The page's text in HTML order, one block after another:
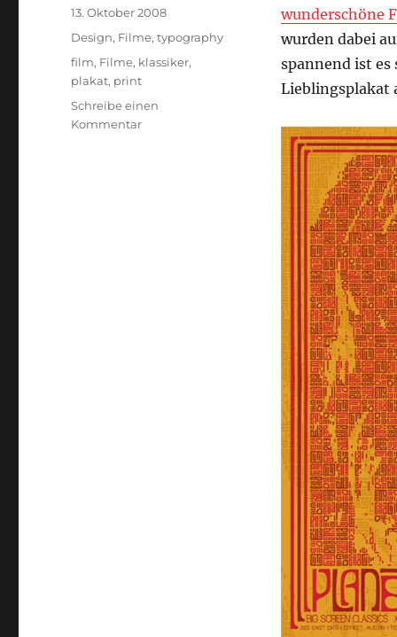
wunderschöne
wurden dabei
spannend ist es
Lieblingsplakat
Veröffentlicht
13. Oktober 2008
Kategorien
Design, Filme,typography
Schlagwörter
film, Filme, klassiker,
plakat, print
Schreibe einen
Kommentarzu